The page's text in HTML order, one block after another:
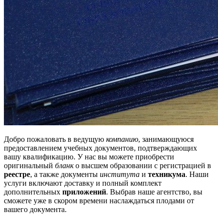
Добро пожаловать в ведущую компанию, занимающуюся
предоставлением учебных документов, подтверждающих
вашу квалификацию. У нас вы можете приобрести
оригинальный бланко высшем образовании с регистрацией в
реестре, а также документы института и техникума. Наши
услуги включают доставку и полный комплект
дополнительных приложений. Выбрав наше агентство, вы
сможете уже в скором времени наслаждаться плодами от
вашего документа.